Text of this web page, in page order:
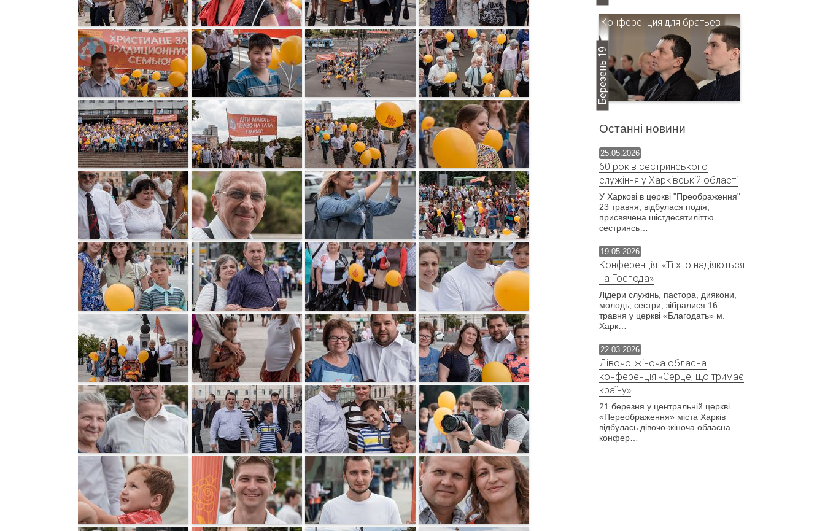
Березень 19
Конференция для братьев
Останні новини
25.05.2026
60 років сестринського
служіння у Харківській області
У Харкові в церкві "Преображення"
23 травня, відбулася подія,
присвячена шістдесятиліттю
сестринсь…
19.05.2026
Конференція: «Ті хто надіяються
на Господа»
Лідери служінь, пастора, диякони,
молодь, сестри, зібралися 16
травня у церкві «Благодать» м.
Харк…
22.03.2026
Дівочо-жіноча обласна
конференція «Серце, що тримає
країну»
21 березня у центральній церкві
«Переображення» міста Харків
відбулась дівочо-жіноча обласна
конфер…